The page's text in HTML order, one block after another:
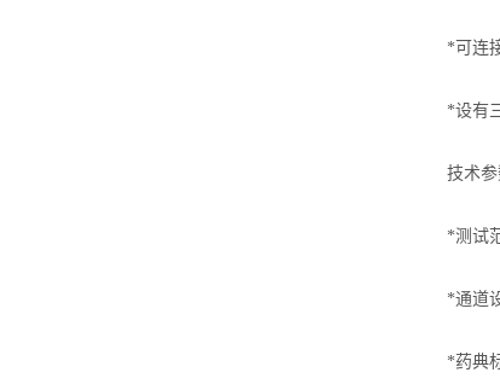
*可连
*设有
技术参
*测试
*通道
*药典